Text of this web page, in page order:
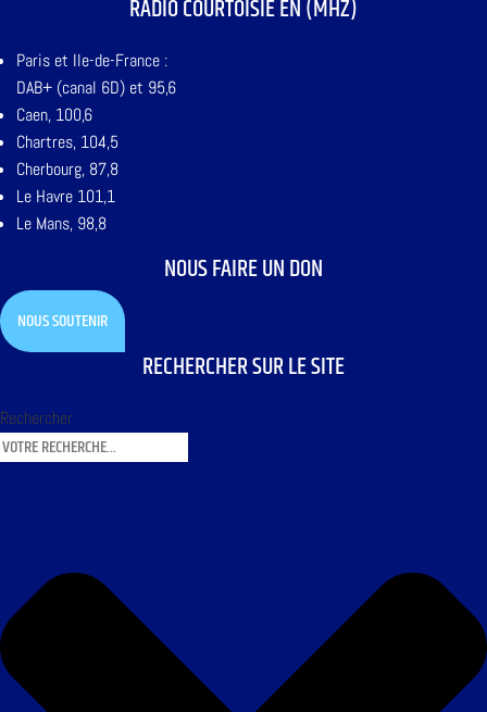
RADIO COURTOISIE EN (MHZ)
Paris et Ile-de-France :
DAB+ (canal 6D) et 95,6
Caen, 100,6
Chartres, 104,5
Cherbourg, 87,8
Le Havre 101,1
Le Mans, 98,8
NOUS FAIRE UN DON
NOUS SOUTENIR
RECHERCHER SUR LE SITE
Rechercher